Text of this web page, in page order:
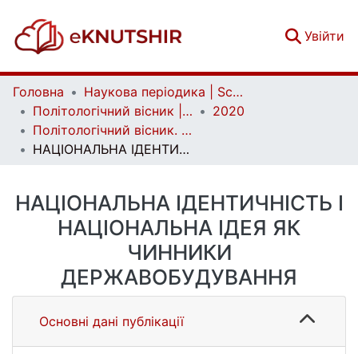
Увійти
Головна
Наукова періодика | Scientific periodicals
Політологічний вісник | Politology bulletin
2020
Політологічний вісник. Випуск 85
НАЦІОНАЛЬНА ІДЕНТИЧНІСТЬ І НАЦІОНАЛЬНА ІДЕЯ ЯК ЧИННИКИ ДЕРЖАВОБУДУВАННЯ
НАЦІОНАЛЬНА ІДЕНТИЧНІСТЬ І
НАЦІОНАЛЬНА ІДЕЯ ЯК
ЧИННИКИ
ДЕРЖАВОБУДУВАННЯ
Основні дані публікації